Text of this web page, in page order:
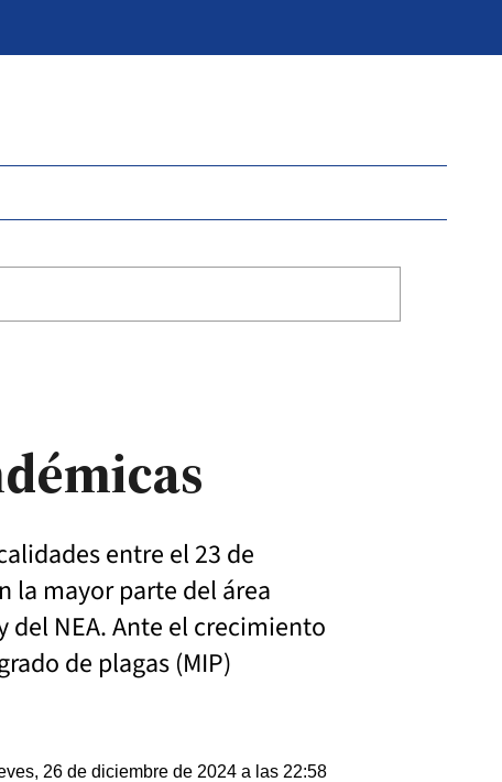
entre el 23 de
la mayor parte del área
del NEA. Ante el crecimiento
de plagas (MIP)
26 de diciembre de 2024 a las 22:58